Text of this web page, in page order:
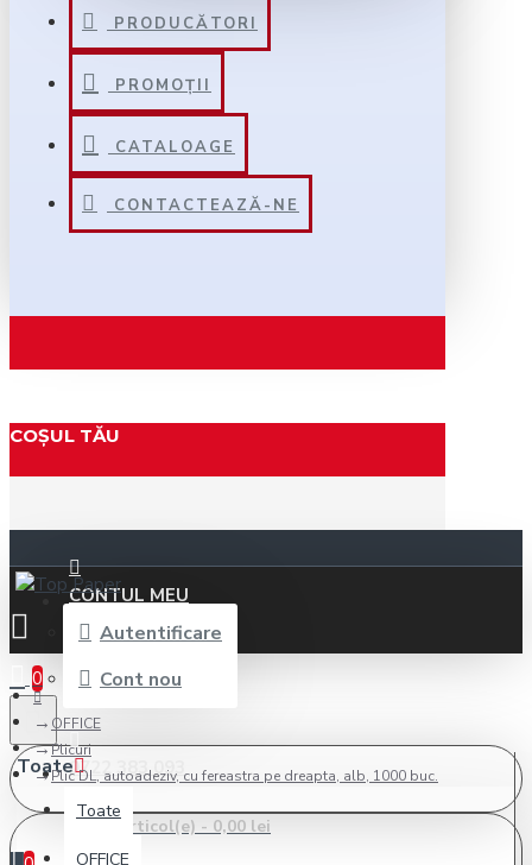
PRODUCĂTORI
PROMOȚII
CATALOAGE
CONTACTEAZĂ-NE
COȘUL TĂU
CONTUL MEU
Autentificare
Cont nou
0722 383 093
0
Toate
Toate
OFFICE
0 articol(e) - 0,00 lei
OFFICE
Plicuri
Plic DL, autoadeziv, cu fereastra pe dreapta, alb, 1000 buc.